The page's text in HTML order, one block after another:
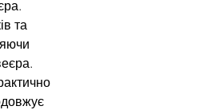
та